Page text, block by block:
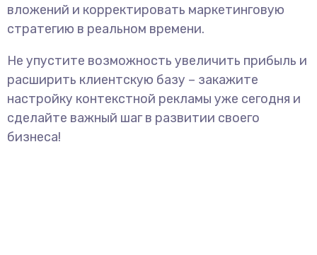
вложений и корректировать маркетинговую
стратегию в реальном времени.
Не упустите возможность увеличить прибыль и
расширить клиентскую базу – закажите
настройку контекстной рекламы уже сегодня и
сделайте важный шаг в развитии своего
бизнеса!